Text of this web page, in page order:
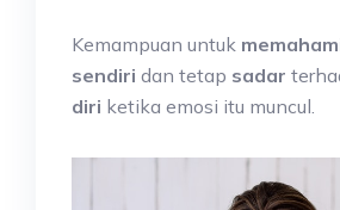
Kemampuan untuk
sendiri dan tetap sadar
diri ketika emosi itu muncul.